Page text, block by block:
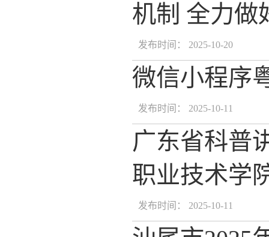
机制 全力做
发布时间： 2025-10-20
微信小程序
发布时间： 2025-10-11
广东省科普
职业技术学
发布时间： 2025-10-11